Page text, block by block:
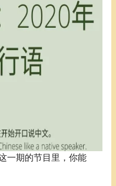
一期的节目里，你能